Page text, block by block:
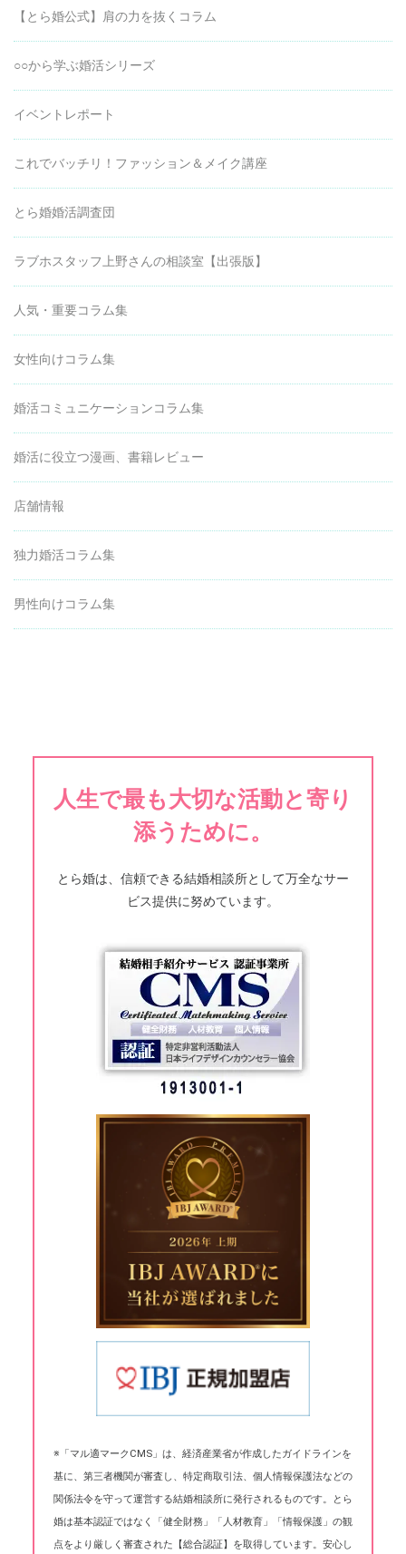
【とら婚公式】肩の力を抜くコラム
○○から学ぶ婚活シリーズ
イベントレポート
これでバッチリ！ファッション＆メイク講座
とら婚婚活調査団
ラブホスタッフ上野さんの相談室【出張版】
人気・重要コラム集
女性向けコラム集
婚活コミュニケーションコラム集
婚活に役立つ漫画、書籍レビュー
店舗情報
独力婚活コラム集
男性向けコラム集
人生で最も大切な活動と寄り
添うために。
とら婚は、信頼できる結婚相談所として万全なサー
ビス提供に努めています。
※「マル適マークCMS」は、経済産業省が作成したガイドラインを
基に、第三者機関が審査し、特定商取引法、個人情報保護法などの
関係法令を守って運営する結婚相談所に発行されるものです。とら
婚は基本認証ではなく「健全財務」「人材教育」「情報保護」の観
点をより厳しく審査された【総合認証】を取得しています。安心し